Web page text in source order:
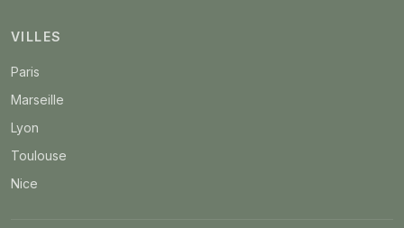
VILLES
Paris
Marseille
Lyon
Toulouse
Nice